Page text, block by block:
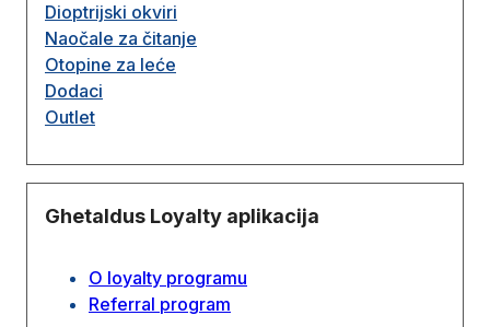
Dioptrijski okviri
Naočale za čitanje
Otopine za leće
Dodaci
Outlet
Ghetaldus Loyalty aplikacija
O loyalty programu
Referral program